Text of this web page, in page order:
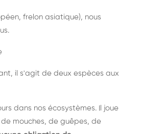
frelon asiatique), nous
il s'agit de deux espèces aux
dans nos écosystèmes. Il joue
mouches, de guêpes, de